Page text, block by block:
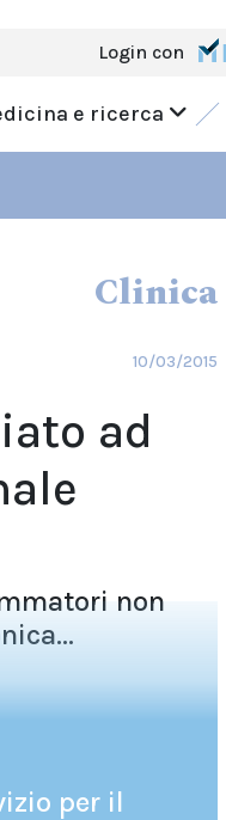
Login con
e ricerca
Clinica
10/03/2015
ad
non
per il